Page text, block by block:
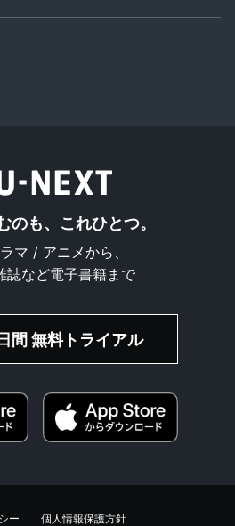
のも、これひとつ。
マ / アニメから、
誌など電子書籍まで
間 無料トライアル
ー 個人情報保護方針